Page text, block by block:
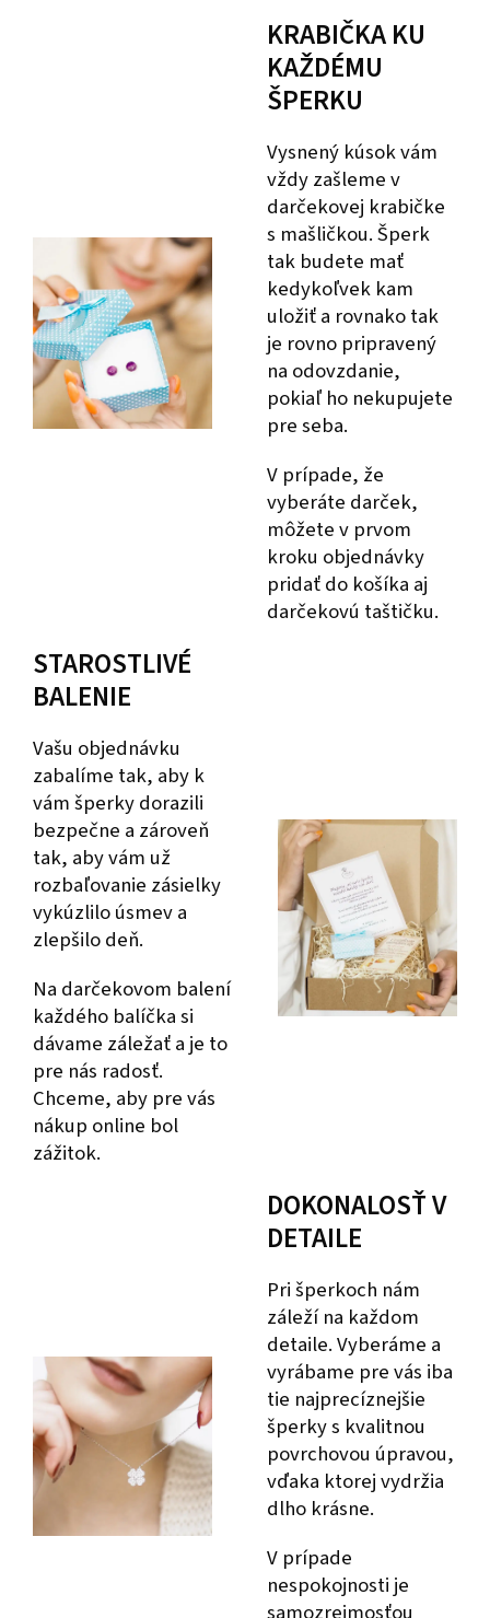
KRABIČKA KU
KAŽDÉMU
ŠPERKU
Vysnený kúsok vám
vždy zašleme v
darčekovej krabičke
s mašličkou. Šperk
tak budete mať
kedykoľvek kam
uložiť a rovnako tak
je rovno pripravený
na odovzdanie,
pokiaľ ho nekupujete
pre seba.
V prípade, že
vyberáte darček,
môžete v prvom
kroku objednávky
pridať do košíka aj
darčekovú taštičku.
STAROSTLIVÉ
BALENIE
Vašu objednávku
zabalíme tak, aby k
vám šperky dorazili
bezpečne a zároveň
tak, aby vám už
rozbaľovanie zásielky
vykúzlilo úsmev a
zlepšilo deň.
Na darčekovom balení
každého balíčka si
dávame záležať a je to
pre nás radosť.
Chceme, aby pre vás
nákup online bol
zážitok.
DOKONALOSŤ V
DETAILE
Pri šperkoch nám
záleží na každom
detaile. Vyberáme a
vyrábame pre vás iba
tie najprecíznejšie
šperky s kvalitnou
povrchovou úpravou,
vďaka ktorej vydržia
dlho krásne.
V prípade
nespokojnosti je
samozrejmosťou